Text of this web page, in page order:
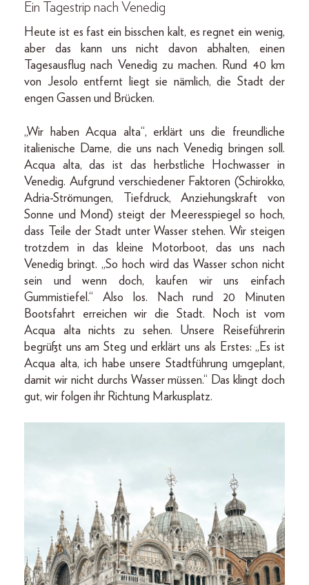
Ein Tagestrip nach Venedig
Heute ist es fast ein bisschen kalt, es regnet ein wenig,
aber das kann uns nicht davon abhalten, einen
Tagesausflug nach Venedig zu machen. Rund 40 km
von Jesolo entfernt liegt sie nämlich, die Stadt der
engen Gassen und Brücken.
„Wir haben Acqua alta“, erklärt uns die freundliche
italienische Dame, die uns nach Venedig bringen soll.
Acqua alta, das ist das herbstliche Hochwasser in
Venedig. Aufgrund verschiedener Faktoren (Schirokko,
Adria-Strömungen, Tiefdruck, Anziehungskraft von
Sonne und Mond) steigt der Meeresspiegel so hoch,
dass Teile der Stadt unter Wasser stehen. Wir steigen
trotzdem in das kleine Motorboot, das uns nach
Venedig bringt. „So hoch wird das Wasser schon nicht
sein und wenn doch, kaufen wir uns einfach
Gummistiefel.“ Also los. Nach rund 20 Minuten
Bootsfahrt erreichen wir die Stadt. Noch ist vom
Acqua alta nichts zu sehen. Unsere Reiseführerin
begrüßt uns am Steg und erklärt uns als Erstes: „Es ist
Acqua alta, ich habe unsere Stadtführung umgeplant,
damit wir nicht durchs Wasser müssen.“ Das klingt doch
gut, wir folgen ihr Richtung Markusplatz.